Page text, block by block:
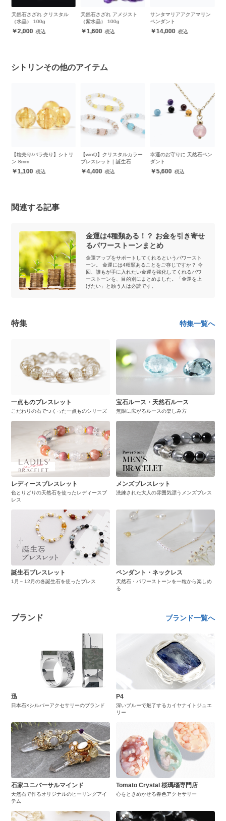
天然石さざれ アメジスト
（紫水晶） 100g
1,600
サンタマリアアクアマリン
ペンダント
14,000
天然石さざれ ラブラドライ
ト 100g
2,000
シトリンその他のアイテム
【winQ】クリスタルカラー
ブレスレット｜誕生石
4,400
幸運のお守りに 天然石ペン
ダント
5,600
K10YG イエローストーン
ピアス│Yellow Stones
Pierced earrings
関連する記事
金運は4種類ある！？ お金を引き寄せ
るパワーストーンまとめ
金運アップをサポートしてくれるというパワースト
ーン。 金運には4種類あることをご存じですか？ 今
回、誰もが手に入れたい金運を強化してくれるパワ
ーストーンを、目的別にまとめました。「金運を上
げたい」と願う人は必読です。
特集 特集一覧へ
一点ものブレスレット
こだわりの石でつくった一点ものシリーズ
宝石ルース・天然石ルース
無限に広がるルースの楽しみ方
レディースブレスレット
色とりどりの天然石を使ったレディースブ
レス
メンズブレスレット
洗練された大人の雰囲気漂うメンズブレス
誕生石ブレスレット
1月～12月の各誕生石を使ったブレス
ペンダント・ネックレス
天然石・パワーストーンを一粒から楽しめ
る
ブランド ブランド一覧へ
迅
日本石×シルバーアクセサリーのブランド
P4
深いブルーで魅了するカイヤナイトジュエ
リー
石家ユニバーサルマインド
天然石で作るオリジナルのヒーリングアイ
テム
Tomato Crystal 桜瑪瑙専門店
心をときめかせる春色アクセサリー